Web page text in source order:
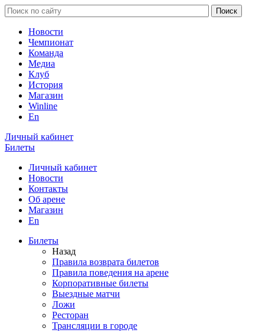
Новости
Чемпионат
Команда
Медиа
Клуб
История
Магазин
Winline
En
Личный кабинет
Билеты
Личный кабинет
Новости
Контакты
Об арене
Магазин
En
Билеты
Назад
Правила возврата билетов
Правила поведения на арене
Корпоративные билеты
Выездные матчи
Ложи
Ресторан
Трансляции в городе